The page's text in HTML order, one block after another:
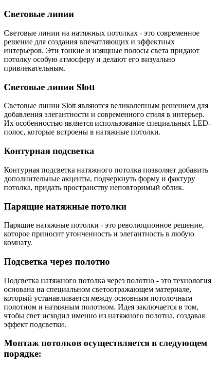
Световые линии
Световые линии на натяжных потолках - это современное
решение для создания впечатляющих и эффектных
интерьеров. Эти тонкие и изящные полосы света придают
потолку особую атмосферу и делают его визуально
привлекательным.
Световые линии Slott
Световые линии Slott являются великолепным решением для
добавления элегантности и современного стиля в интерьер.
Их особенностью является использование специальных LED-
полос, которые встроены в натяжные потолки.
Контурная подсветка
Контурная подсветка натяжного потолка позволяет добавить
дополнительные акценты, подчеркнуть форму и фактуру
потолка, придать пространству неповторимый облик.
Парящие натяжные потолки
Парящие натяжные потолки - это революционное решение,
которое приносит утонченность и элегантность в любую
комнату.
Подсветка через полотно
Подсветка натяжного потолка через полотно - это технология
основана на специальном светоотражающем материале,
который устанавливается между основным потолочным
полотном и натяжным полотном. Идея заключается в том,
чтобы свет исходил именно из натяжного полотна, создавая
эффект подсветки.
Монтаж потолков осуществляется в следующем
порядке: